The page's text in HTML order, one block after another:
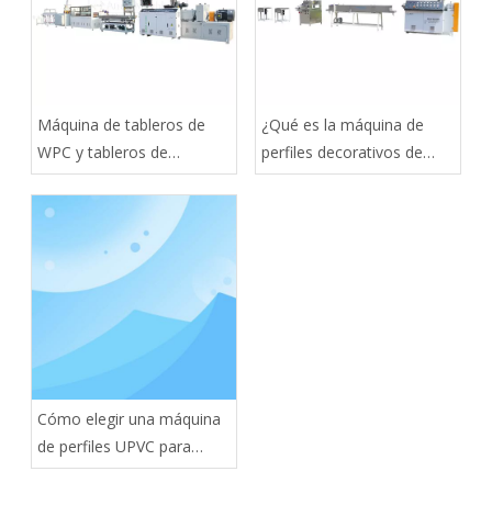
Máquina de tableros de
WPC y tableros de
espuma: guía del
comprador
¿Qué es la máquina de
perfiles decorativos de
PVC?
Cómo elegir una máquina
de perfiles UPVC para
puertas y ventanas